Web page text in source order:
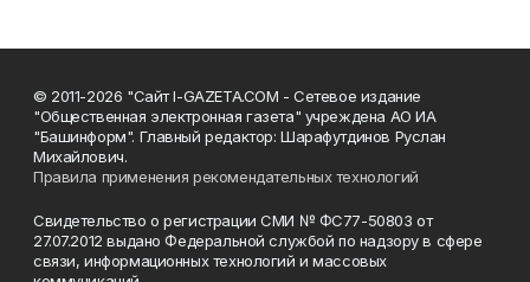
© 2011-2026 "Сайт I-GAZETA.COM - Сетевое издание
"Общественная электронная газета" учреждена АО ИА
"Башинформ". Главный редактор: Шарафутдинов Руслан
Михайлович.
Правила применения рекомендательных технологий
Свидетельство о регистрации СМИ № ФС77-50803 от
27.07.2012 выдано Федеральной службой по надзору в сфере
связи, информационных технологий и массовых